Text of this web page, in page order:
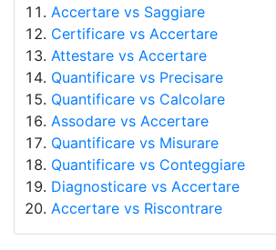
Accertare vs Saggiare
Certificare vs Accertare
Attestare vs Accertare
Quantificare vs Precisare
Quantificare vs Calcolare
Assodare vs Accertare
Quantificare vs Misurare
Quantificare vs Conteggiare
Diagnosticare vs Accertare
Accertare vs Riscontrare